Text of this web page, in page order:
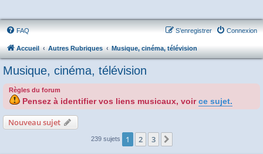
FAQ Connexion
S’enregistrer
Accueil Autres Rubriques Musique, cinéma, télévision
Musique, cinéma, télévision
Règles du forum
Pensez à identifier vos liens musicaux, voir ce sujet.
Nouveau sujet
239 sujets 1 2 3